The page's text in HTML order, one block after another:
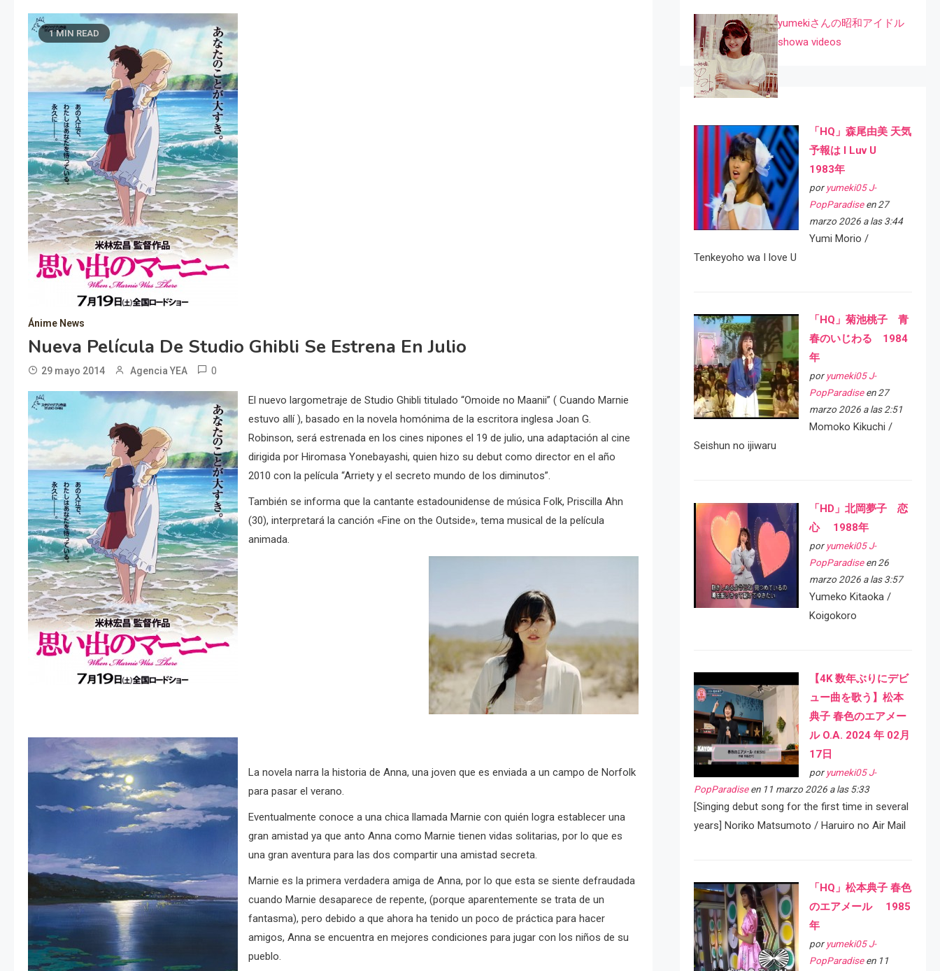
1 MIN READ
Ánime News
Nueva Película De Studio Ghibli Se Estrena En Julio
29 mayo 2014 Agencia YEA 0
El nuevo largometraje de Studio Ghibli titulado “Omoide no Maanii” ( Cuando Marnie
estuvo allí ), basado en la novela homónima de la escritora inglesa Joan G.
Robinson, será estrenada en los cines nipones el 19 de julio, una adaptación al cine
dirigida por Hiromasa Yonebayashi, quien hizo su debut como director en el año
2010 con la película “Arriety y el secreto mundo de los diminutos”.
También se informa que la cantante estadounidense de música Folk, Priscilla Ahn
(30), interpretará la canción «Fine on the Outside», tema musical de la película
animada.
La novela narra la historia de Anna, una joven que es enviada a un campo de Norfolk
para pasar el verano.
Eventualmente conoce a una chica llamada Marnie con quién logra establecer una
gran amistad ya que anto Anna como Marnie tienen vidas solitarias, por lo que es
una gran aventura para las dos compartir una amistad secreta.
Marnie es la primera verdadera amiga de Anna, por lo que esta se siente defraudada
cuando Marnie desaparece de repente, (porque aparentemente se trata de un
fantasma), pero debido a que ahora ha tenido un poco de práctica para hacer
amigos, Anna se encuentra en mejores condiciones para jugar con los niños de su
pueblo.
yumekiさんの昭和アイドル
showa videos
「HQ」森尾由美 天気
予報は I Luv U
1983年
por yumeki05 J-
PopParadiseen 27
marzo 2026 a las 3:44
Yumi Morio /
Tenkeyoho wa I love U
「HQ」菊池桃子 青
春のいじわる 1984
年
por yumeki05 J-
PopParadiseen 27
marzo 2026 a las 2:51
Momoko Kikuchi /
Seishun no ijiwaru
「HD」北岡夢子 恋
心 1988年
por yumeki05 J-
PopParadiseen 26
marzo 2026 a las 3:57
Yumeko Kitaoka /
Koigokoro
【4K 数年ぶりにデビ
ュー曲を歌う】松本
典子 春色のエアメー
ル O.A. 2024 年 02月
17日
por yumeki05 J-
PopParadiseen 11 marzo 2026 a las 5:33
[Singing debut song for the first time in several
years] Noriko Matsumoto / Haruiro no Air Mail
「HQ」松本典子 春色
のエアメール 1985
年
por yumeki05 J-
PopParadiseen 11